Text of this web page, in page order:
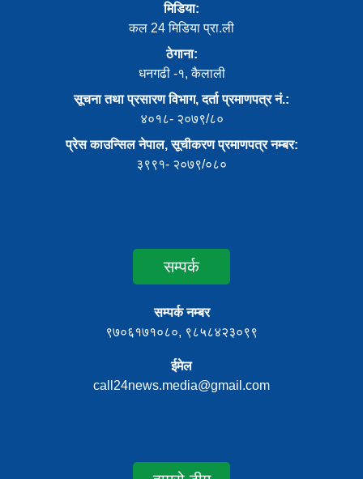
मिडिया:
कल 24 मिडिया प्रा.ली
ठेगाना:
धनगढी -१, कैलाली
सूचना तथा प्रसारण विभाग, दर्ता प्रमाणपत्र नं.:
४०१८- २०७९/८०
प्रेस काउन्सिल नेपाल, सूचीकरण प्रमाणपत्र नम्बर:
३९९१- २०७९/०८०
सम्पर्क
सम्पर्क नम्बर
९७०६१७१०८०, ९८५८४२३०९९
ईमेल
call24news.media@gmail.com